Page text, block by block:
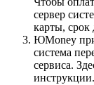
сервер
карты, срок
ЮMoney
система
сервиса.
инструкции.